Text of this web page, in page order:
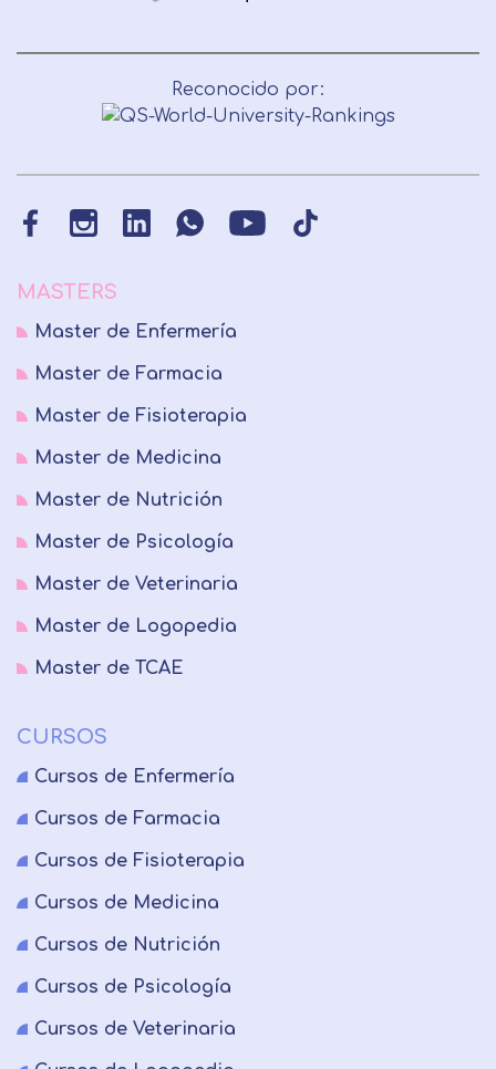
Reconocido por:
MASTERS
Master de Enfermería
Master de Farmacia
Master de Fisioterapia
Master de Medicina
Master de Nutrición
Master de Psicología
Master de Veterinaria
Master de Logopedia
Master de TCAE
CURSOS
Cursos de Enfermería
Cursos de Farmacia
Cursos de Fisioterapia
Cursos de Medicina
Cursos de Nutrición
Cursos de Psicología
Cursos de Veterinaria